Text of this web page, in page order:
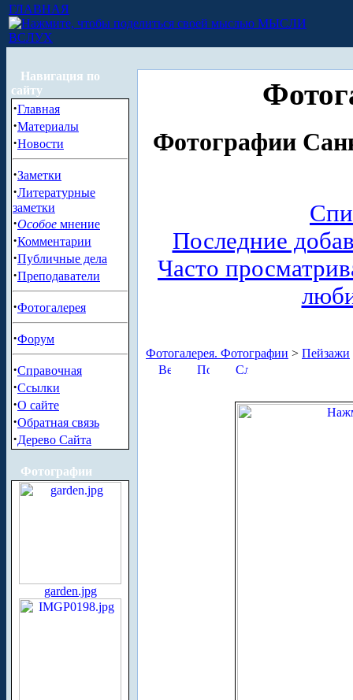
ГЛАВНАЯ
МЫСЛИ
ВСЛУХ
Навигация по
сайту
·Главная
·Материалы
·Новости
·Заметки
·Литературные
заметки
·Особое мнение
·Комментарии
·Публичные дела
·Преподаватели
·Фотогалерея
·Форум
·Справочная
·Ссылки
·О сайте
·Обратная связь
·Дерево Сайта
Фотографии
garden.jpg
Фотографии
Последние
Часто
Фотогалерея. Фотографии > Пейзажи